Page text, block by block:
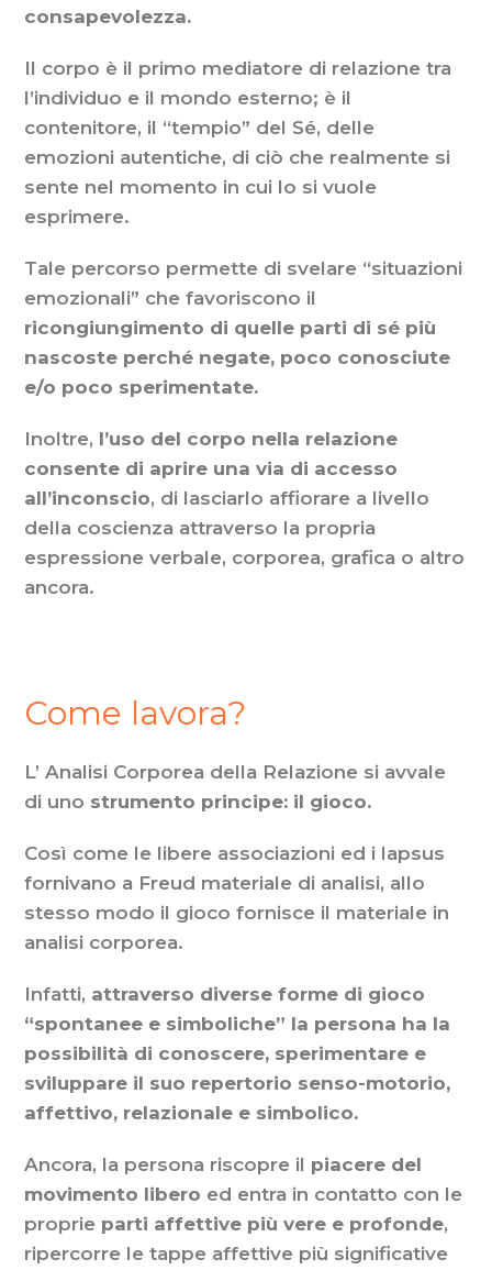
consapevolezza.
Il corpo è il primo mediatore di relazione tra
l’individuo e il mondo esterno; è il
contenitore, il “tempio” del Sé, delle
emozioni autentiche, di ciò che realmente si
sente nel momento in cui lo si vuole
esprimere.
Tale percorso permette di svelare “situazioni
emozionali” che favoriscono il
ricongiungimento di quelle parti di sé più
nascoste perché negate, poco conosciute
e/o poco sperimentate.
Inoltre, l’uso del corpo nella relazione
consente di aprire una via di accesso
all’inconscio, di lasciarlo affiorare a livello
della coscienza attraverso la propria
espressione verbale, corporea, grafica o altro
ancora.
Come lavora?
L’ Analisi Corporea della Relazione si avvale
di uno strumento principe: il gioco.
Così come le libere associazioni ed i lapsus
fornivano a Freud materiale di analisi, allo
stesso modo il gioco fornisce il materiale in
analisi corporea.
Infatti, attraverso diverse forme di gioco
“spontanee e simboliche” la persona ha la
possibilità di conoscere, sperimentare e
sviluppare il suo repertorio senso-motorio,
affettivo, relazionale e simbolico.
Ancora, la persona riscopre il piacere del
movimento libero ed entra in contatto con le
proprie parti affettive più vere e profonde,
ripercorre le tappe affettive più significative